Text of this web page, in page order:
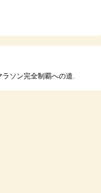
ソン完全制覇への道.